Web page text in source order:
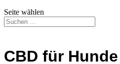
Seite wählen
CBD für Hunde